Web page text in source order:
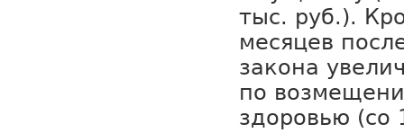
тыс. руб.).
месяцев
закона
по
здоровью (со